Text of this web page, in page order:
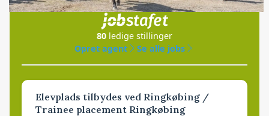
i samarbejde med
80 ledige stillinger
Opret agent
Se alle jobs
Elevplads tilbydes ved Ringkøbing /
Trainee placement Ringkøbing